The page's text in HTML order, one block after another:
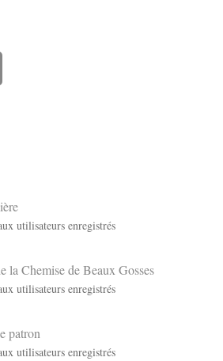
utilisateurs enregistrés
la Chemise de Beaux Gosses
utilisateurs enregistrés
patron
utilisateurs enregistrés